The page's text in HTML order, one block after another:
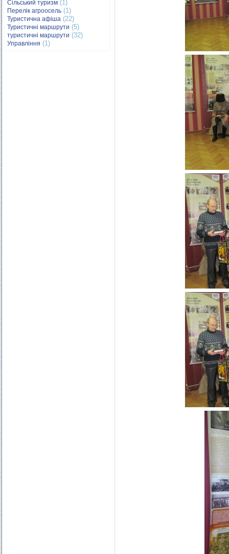
Сільський туризм (1)
Перелік агроосель (1)
Туристична афіша (22)
Туристичні маршрути (5)
туристичні маршрути (32)
Управління (1)